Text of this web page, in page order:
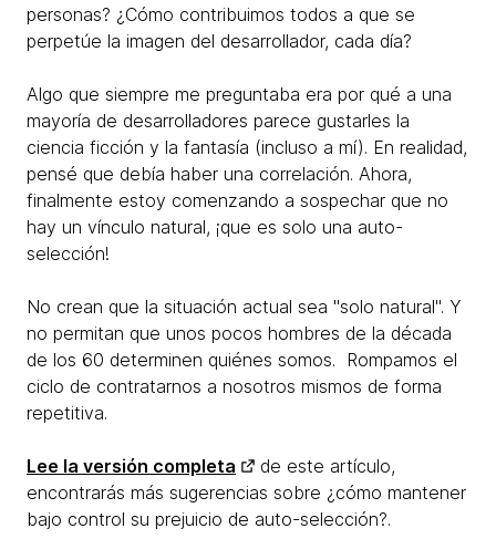
personas? ¿Cómo contribuimos todos a que se
perpetúe la imagen del desarrollador, cada día?
Algo que siempre me preguntaba era por qué a una
mayoría de desarrolladores parece gustarles la
ciencia ficción y la fantasía (incluso a mí). En realidad,
pensé que debía haber una correlación. Ahora,
finalmente estoy comenzando a sospechar que no
hay un vínculo natural, ¡que es solo una auto-
selección!
No crean que la situación actual sea "solo natural". Y
no permitan que unos pocos hombres de la década
de los 60 determinen quiénes somos. Rompamos el
ciclo de contratarnos a nosotros mismos de forma
repetitiva.
Lee la versión completa
de este artículo,
encontrarás más sugerencias sobre ¿cómo mantener
bajo control su prejuicio de auto-selección?.